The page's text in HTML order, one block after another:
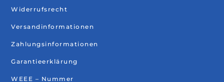
Widerrufsrecht
Versandinformationen
Zahlungsinformationen
Garantieerklärung
WEEE – Nummer